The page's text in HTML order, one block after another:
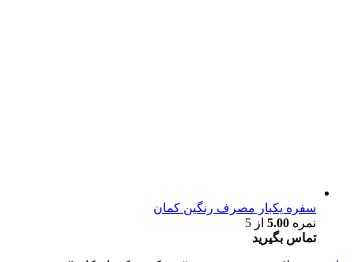
سفره یکبار مصرف رنگین کمان
نمره 5.00 از 5
تماس بگیرید